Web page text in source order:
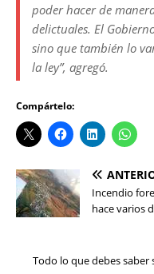
poder hacer de
delictuales. El
sino que también lo
la ley”, agregó.
Compártelo:
Incendio
hace varios
Todo lo que debes